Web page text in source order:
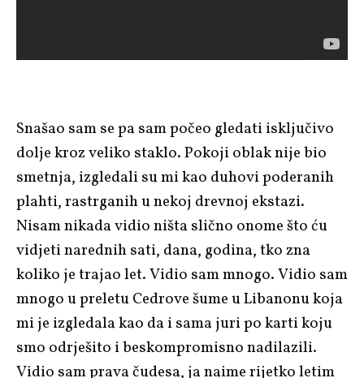
Snašao sam se pa sam počeo gledati isključivo
dolje kroz veliko staklo. Pokoji oblak nije bio
smetnja, izgledali su mi kao duhovi poderanih
plahti, rastrganih u nekoj drevnoj ekstazi.
Nisam nikada vidio ništa slično onome što ću
vidjeti narednih sati, dana, godina, tko zna
koliko je trajao let. Vidio sam mnogo. Vidio sam
mnogo u preletu Cedrove šume u Libanonu koja
mi je izgledala kao da i sama juri po karti koju
smo odrješito i beskompromisno nadilazili.
Vidio sam prava čudesa, ja naime rijetko letim